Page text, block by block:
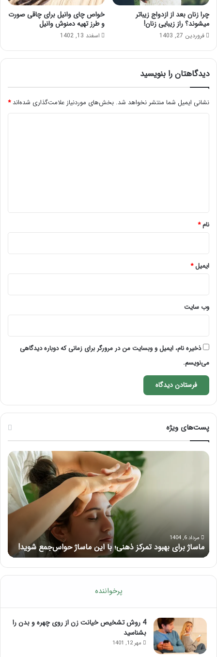
چرا زنان بعد از ازدواج زیباتر
میشوند؟ راز زیبایی زنان!
فروردین 27, 1403
خواص چای وانیل برای چاقی صورت
و طرز تهیه دمنوش وانیل
اسفند 13, 1402
دیدگاهتان را بنویسید
نشانی ایمیل شما منتشر نخواهد شد. بخش‌های موردنیاز علامت‌گذاری شده‌اند*
نام*
ایمیل*
وب‌ سایت
ذخیره نام، ایمیل و وبسایت من در مرورگر برای زمانی که دوباره دیدگاهی
می‌نویسم.
پست‌های ویژه
ماساژ
حواس‌جمع
شوید!
مرداد 6, 1404
ماساژ برای بهبود تمرکز ذهنی؛ با این ماساژ حواس‌جمع شوید!
لب
بعد
از
پرخواننده
4 روش تشخیص خیانت زن از روی چهره و بدن را
بشناسید
مهر 12, 1401